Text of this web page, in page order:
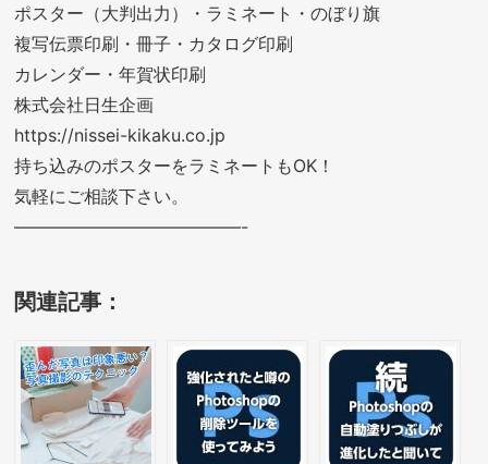
ポスター（大判出力）・ラミネート・のぼり旗
複写伝票印刷・冊子・カタログ印刷
カレンダー・年賀状印刷
株式会社日生企画
https://nissei-kikaku.co.jp
持ち込みのポスターをラミネートもOK！
気軽にご相談下さい。
—————————————-
関連記事：